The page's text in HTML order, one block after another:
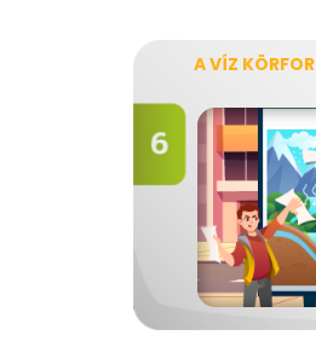
A VÍZ